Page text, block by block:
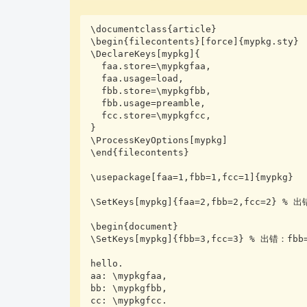
\documentclass{article}
\begin{filecontents}[force]{mypkg.sty}
\DeclareKeys[mypkg]{
}
\ProcessKeyOptions[mypkg]
\end{filecontents}
\usepackage[faa=1,fbb=1,fcc=1]{mypkg}
\SetKeys[mypkg]{faa=2,fbb=2,fcc=2} % 出
\begin{document}
\SetKeys[mypkg]{fbb=3,fcc=3} % 出错：
hello.
aa: \mypkgfaa,
bb: \mypkgfbb,
cc: \mypkgfcc.